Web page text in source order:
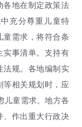
各地在制定政策法
充分尊重儿童特
童需求，将符合条
实事清单。支持有
法规。各地编制实
等相关规划时，应
儿童需求。地方各
、作出重大行政决